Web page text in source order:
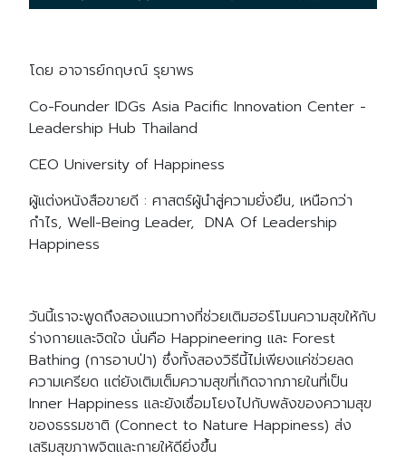
โดย อาจารย์กฤษณ์ รุยาพร
Co-Founder IDGs Asia Pacific Innovation Center -
Leadership Hub Thailand
CEO University of Happiness
ผู้แต่งหนังสือขายดี : ศาสตร์ผู้นำสู่ความยั่งยืน, เหนือกว่า
กำไร, Well-Being Leader, DNA Of Leadership
Happiness
วันนี้เราจะพูดถึงสองแนวทางที่ช่วยเติมฮอร์โมนความสุขให้กับ
ร่างกายและจิตใจ นั่นคือ Happineering และ Forest
Bathing (การอาบป่า) ซึ่งทั้งสองวิธีนี้ไม่เพียงแค่ช่วยลด
ความเครียด แต่ยังเติมเต็มความสุขที่เกิดจากภายในที่เป็น
Inner Happiness และยังเชื่อมโยงไปกับพลังของความสุข
ของธรรมชาติ (Connect to Nature Happiness) ส่ง
เสริมสุขภาพจิตและกายให้ดียิ่งขึ้น